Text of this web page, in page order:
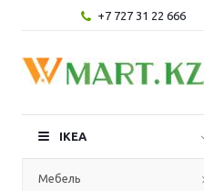
+7 727 31 22 666
IKEA
Мебель